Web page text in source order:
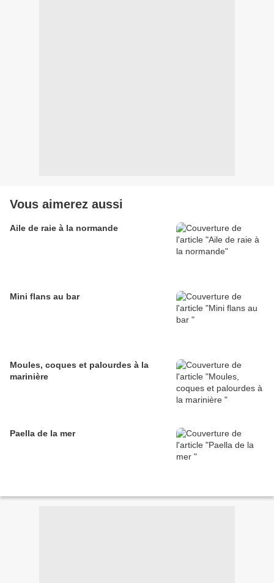
Vous aimerez aussi
Aile de raie à la normande
Mini flans au bar
Moules, coques et palourdes à la
marinière
Paella de la mer